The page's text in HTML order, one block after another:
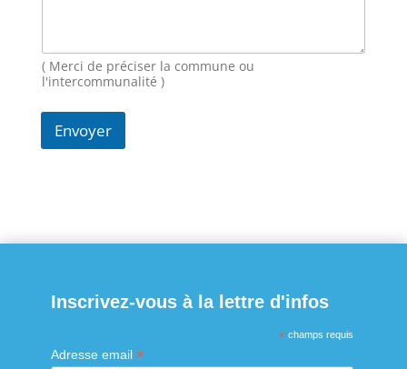
i
l( Merci de préciser la commune ou
l'intercommunalité )
Envoyer
Inscrivez-vous à la lettre d'infos
* champs requis
Adresse email *